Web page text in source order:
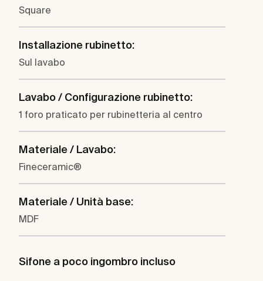
Square
Installazione rubinetto:
Sul lavabo
Lavabo / Configurazione rubinetto:
1 foro praticato per rubinetteria al centro
Materiale / Lavabo:
Fineceramic®
Materiale / Unità base:
MDF
Sifone a poco ingombro incluso